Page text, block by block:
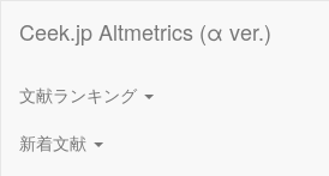
Ceek.jp Altmetrics (α ver.)
文献ランキング
新着文献